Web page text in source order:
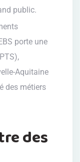
public.
porte une
Aquitaine
des métiers
des